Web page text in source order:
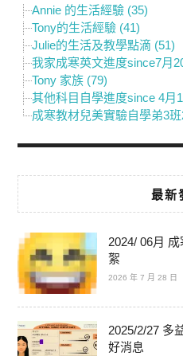
Annie 的生活經驗 (35)
Tony的生活經驗 (41)
Julie的生活及教學點滴 (51)
我家成寒英文進度since7月
Tony 家族 (79)
其他科目自學進度since 4月
成寒教材兒美實驗自學弟3
最新
2024/ 06月
絮
2026 年 7 月 28 日
2025/2/27 多
好消息